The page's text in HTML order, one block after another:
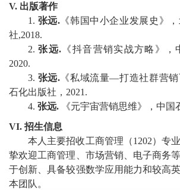
V. 出版著作
1. 张远.《韩国中小企业发展史》，
社,2018.
2.张远. 《抖音营销实战方略》，
2020.
3. 张远.《私域流量—打造社群营销
石化出版社 ， 2021 .
4. 张远. 《元宇宙营销思维》 ， 中国
VI. 招生信息
本人主要招收工商管理（1202）专
挚欢迎工商管理 、市场营销、电子商务
于创新、具备较强数学应用能力和较高
本团队。